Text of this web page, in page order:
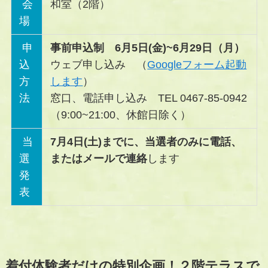
会
場
和室（2階）
申
込
方
法
事前申込制 6月5日(金)~6月29日（月）
ウェブ申し込み （ Googleフォーム起動
します ）
窓口、電話申し込み TEL 0467-85-0942
（9:00~21:00、休館日除く）
当
選
発
表
7月4日(土)までに、当選者のみに電話、
またはメールで連絡します